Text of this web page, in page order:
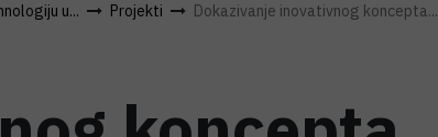
u... Projekti Dokazivanje inovativnog koncepta...